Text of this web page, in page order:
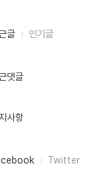
글 인기글
댓글
사항
Twitter